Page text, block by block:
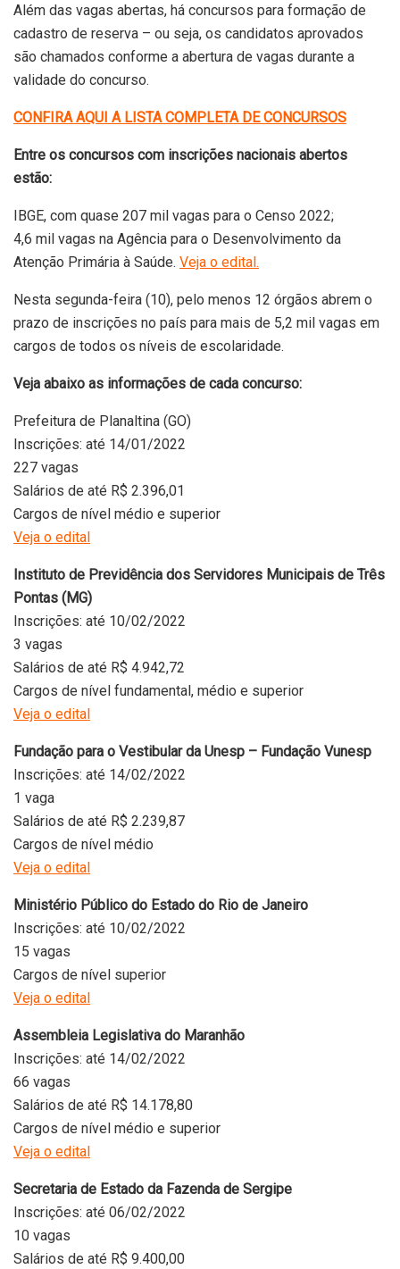
Além das vagas abertas, há concursos para formação de
cadastro de reserva – ou seja, os candidatos aprovados
são chamados conforme a abertura de vagas durante a
validade do concurso.
CONFIRA AQUI A LISTA COMPLETA DE CONCURSOS
Entre os concursos com inscrições nacionais abertos
estão:
IBGE, com quase 207 mil vagas para o Censo 2022;
4,6 mil vagas na Agência para o Desenvolvimento da
Atenção Primária à Saúde. Veja o edital.
Nesta segunda-feira (10), pelo menos 12 órgãos abrem o
prazo de inscrições no país para mais de 5,2 mil vagas em
cargos de todos os níveis de escolaridade.
Veja abaixo as informações de cada concurso:
Prefeitura de Planaltina (GO)
Inscrições: até 14/01/2022
227 vagas
Salários de até R$ 2.396,01
Cargos de nível médio e superior
Veja o edital
Instituto de Previdência dos Servidores Municipais de Três
Pontas (MG)
Inscrições: até 10/02/2022
3 vagas
Salários de até R$ 4.942,72
Cargos de nível fundamental, médio e superior
Veja o edital
Fundação para o Vestibular da Unesp – Fundação Vunesp
Inscrições: até 14/02/2022
1 vaga
Salários de até R$ 2.239,87
Cargos de nível médio
Veja o edital
Ministério Público do Estado do Rio de Janeiro
Inscrições: até 10/02/2022
15 vagas
Cargos de nível superior
Veja o edital
Assembleia Legislativa do Maranhão
Inscrições: até 14/02/2022
66 vagas
Salários de até R$ 14.178,80
Cargos de nível médio e superior
Veja o edital
Secretaria de Estado da Fazenda de Sergipe
Inscrições: até 06/02/2022
10 vagas
Salários de até R$ 9.400,00